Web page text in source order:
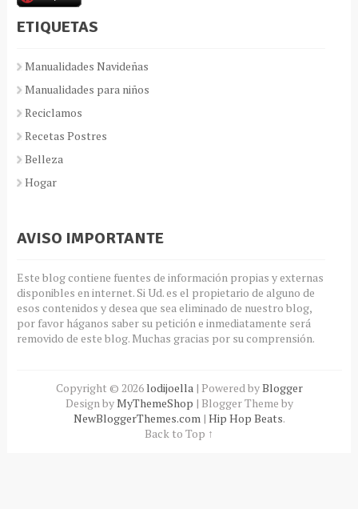
ETIQUETAS
Manualidades Navideñas
Manualidades para niños
Reciclamos
Recetas Postres
Belleza
Hogar
AVISO IMPORTANTE
Este blog contiene fuentes de información propias y externas
disponibles en internet. Si Ud. es el propietario de alguno de
esos contenidos y desea que sea eliminado de nuestro blog,
por favor háganos saber su petición e inmediatamente será
removido de este blog. Muchas gracias por su comprensión.
Copyright © 2026 lodijoella | Powered byBlogger
Design byMyThemeShop | Blogger Theme by
NewBloggerThemes.com | Hip Hop Beats.
Back to Top ↑